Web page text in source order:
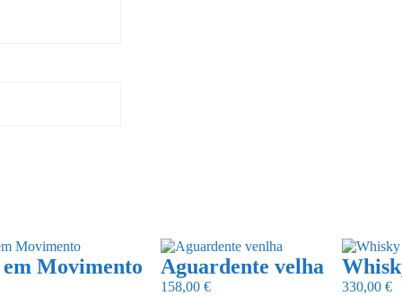
Movimento Aguardente velha
158,00 € 330,00 €